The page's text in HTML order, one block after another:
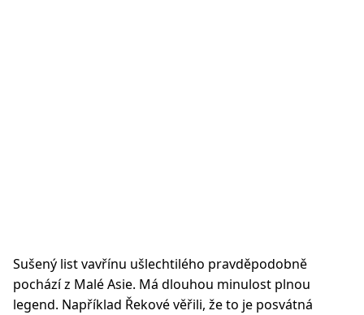
Sušený list vavřínu ušlechtilého pravděpodobně
pochází z Malé Asie. Má dlouhou minulost plnou
legend. Například Řekové věřili, že to je posvátná